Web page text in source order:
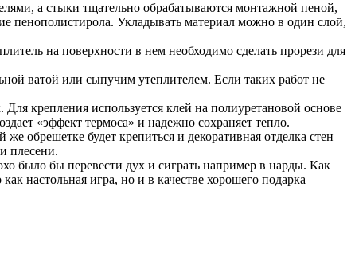
а стыки тщательно обрабатываются монтажной пеной,
пенополистирола. Укладывать материал можно в один слой,
на поверхности в нем необходимо сделать прорези для
ватой или сыпучим утеплителем. Если таких работ не
крепления используется клей на полиуретановой основе
«эффект термоса» и надежно сохраняет тепло.
обрешетке будет крепиться и декоративная отделка стен
плесени.
было бы перевести дух и сиграть например в нарды. Как
настольная игра, но и в качестве хорошего подарка